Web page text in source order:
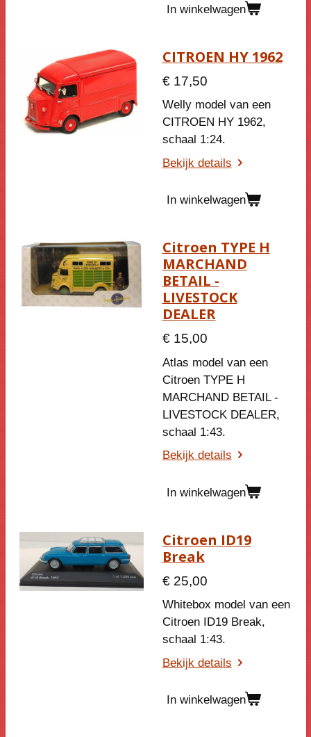
In winkelwagen
CITROEN HY 1962
€ 17,50
Welly model van een
CITROEN HY 1962,
schaal 1:24.
Bekijk details
In winkelwagen
Citroen TYPE H
MARCHAND
BETAIL -
LIVESTOCK
DEALER
€ 15,00
Atlas model van een
Citroen TYPE H
MARCHAND BETAIL -
LIVESTOCK DEALER,
schaal 1:43.
Bekijk details
In winkelwagen
Citroen ID19
Break
€ 25,00
Whitebox model van een
Citroen ID19 Break,
schaal 1:43.
Bekijk details
In winkelwagen